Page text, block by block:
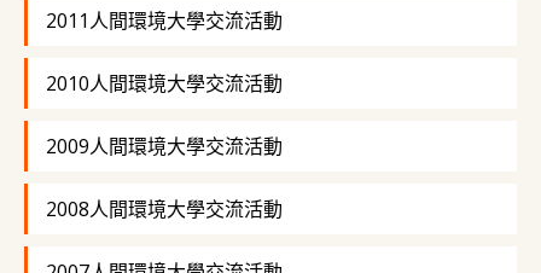
2011人間環境大學交流活動
2010人間環境大學交流活動
2009人間環境大學交流活動
2008人間環境大學交流活動